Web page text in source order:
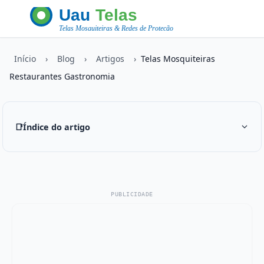
Início › Blog › Artigos › Telas Mosquiteiras
Restaurantes Gastronomia
📑Índice do artigo
PUBLICIDADE